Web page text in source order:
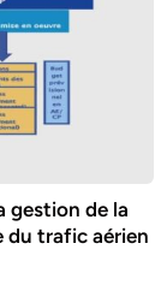
gestion de la
du trafic aérien